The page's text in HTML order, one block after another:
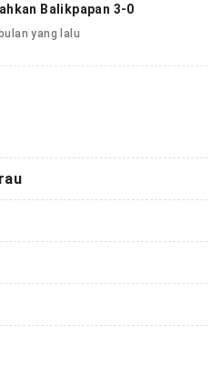
Balikpapan 3-0
yang lalu